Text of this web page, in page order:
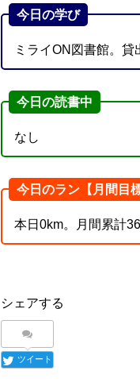
今日の学び
ミライON図書館。貸
今日の読書中
なし
今日のラン【月間目
本日0km。月間累計
シェアする
ツイート